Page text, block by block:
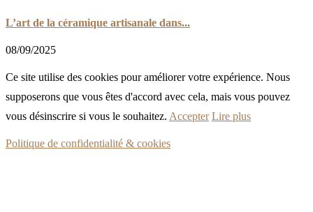
L’art de la céramique artisanale dans...
08/09/2025
Ce site utilise des cookies pour améliorer votre expérience. Nous
supposerons que vous êtes d'accord avec cela, mais vous pouvez
vous désinscrire si vous le souhaitez. Accepter Lire plus
Politique de confidentialité & cookies